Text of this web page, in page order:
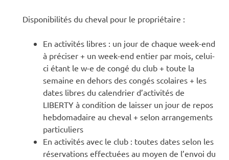
Disponibilités du cheval pour le propriétaire :
En activités libres : un jour de chaque week-end
à préciser + un week-end entier par mois, celui-
ci étant le w-e de congé du club + toute la
semaine en dehors des congés scolaires + les
dates libres du calendrier d’activités de
LIBERTY à condition de laisser un jour de repos
hebdomadaire au cheval + selon arrangements
particuliers
En activités avec le club : toutes dates selon les
réservations effectuées au moyen de l’envoi du